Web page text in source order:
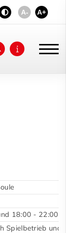
A- A+
18:00 - 22:00
Spielbetrieb und